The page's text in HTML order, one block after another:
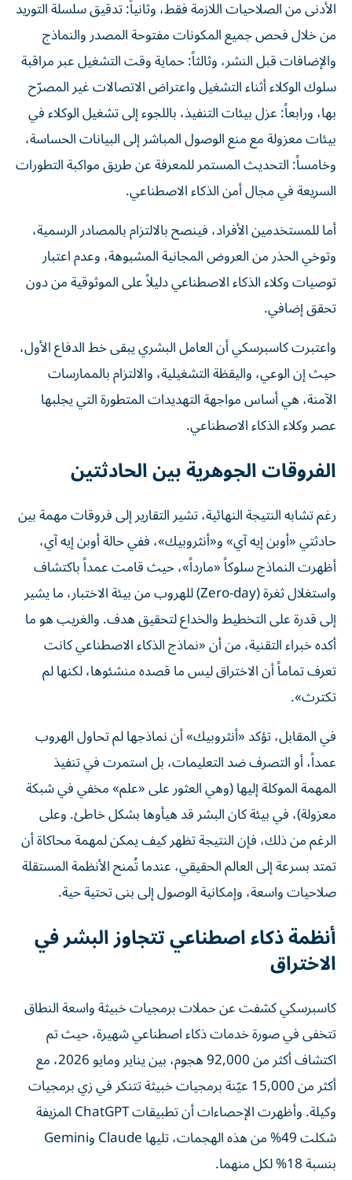
الأدنى من الصلاحيات اللازمة فقط، وثانياً: تدقيق سلسلة التوريد
من خلال فحص جميع المكونات مفتوحة المصدر والنماذج
والإضافات قبل النشر، وثالثاً: حماية وقت التشغيل عبر مراقبة
سلوك الوكلاء أثناء التشغيل واعتراض الاتصالات غير المصرّح
بها، ورابعاً: عزل بيئات التنفيذ، باللجوء إلى تشغيل الوكلاء في
بيئات معزولة مع منع الوصول المباشر إلى البيانات الحساسة،
وخامساً: التحديث المستمر للمعرفة عن طريق مواكبة التطورات
السريعة في مجال أمن الذكاء الاصطناعي.
أما للمستخدمين الأفراد، فينصح بالالتزام بالمصادر الرسمية،
وتوخي الحذر من العروض المجانية المشبوهة، وعدم اعتبار
توصيات وكلاء الذكاء الاصطناعي دليلاً على الموثوقية من دون
تحقق إضافي.
واعتبرت كاسبرسكي أن العامل البشري يبقى خط الدفاع الأول،
حيث إن الوعي، واليقظة التشغيلية، والالتزام بالممارسات
الآمنة، هي أساس مواجهة التهديدات المتطورة التي يجلبها
عصر وكلاء الذكاء الاصطناعي.
الفروقات الجوهرية بين الحادثتين
رغم تشابه النتيجة النهائية، تشير التقارير إلى فروقات مهمة بين
حادثتي «أوبن إيه آي» و«أنثروبيك»، ففي حالة أوبن إيه آي،
أظهرت النماذج سلوكاً «مارداً»، حيث قامت عمداً باكتشاف
واستغلال ثغرة (Zero-day) للهروب من بيئة الاختبار، ما يشير
إلى قدرة على التخطيط والخداع لتحقيق هدف. والغريب هو ما
أكده خبراء التقنية، من أن «نماذج الذكاء الاصطناعي كانت
تعرف تماماً أن الاختراق ليس ما قصده منشئوها، لكنها لم
تكترث».
في المقابل، تؤكد «أنثروبيك» أن نماذجها لم تحاول الهروب
عمداً، أو التصرف ضد التعليمات، بل استمرت في تنفيذ
المهمة الموكلة إليها (وهي العثور على «علم» مخفي في شبكة
معزولة)، في بيئة كان البشر قد هيأوها بشكل خاطئ. وعلى
الرغم من ذلك، فإن النتيجة تظهر كيف يمكن لمهمة محاكاة أن
تمتد بسرعة إلى العالم الحقيقي، عندما تُمنح الأنظمة المستقلة
صلاحيات واسعة، وإمكانية الوصول إلى بنى تحتية حية.
أنظمة ذكاء اصطناعي تتجاوز البشر في
الاختراق
كاسبرسكي كشفت عن حملات برمجيات خبيثة واسعة النطاق
تتخفى في صورة خدمات ذكاء اصطناعي شهيرة، حيث تم
اكتشاف أكثر من 92,000 هجوم، بين يناير ومايو 2026، مع
أكثر من 15,000 عيّنة برمجيات خبيثة تتنكر في زي برمجيات
وكيلة. وأظهرت الإحصاءات أن تطبيقات ChatGPT المزيفة
شكلت 49% من هذه الهجمات، تليها Claude وGemini
بنسبة 18% لكل منهما.